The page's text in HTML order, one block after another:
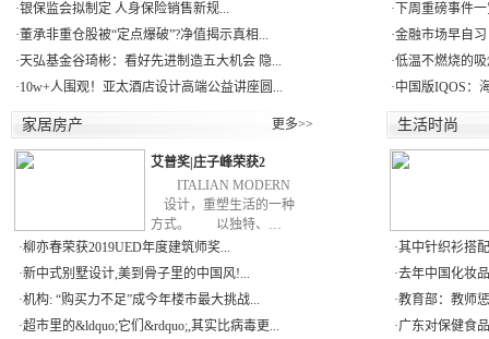
·银保监会拟制定 人身保险销售新规...
·董承非重仓股被“定点爆破”?净值揭示真相...
·天弘基金谷琦彬：看好先进制造五大机会 隐...
·10w+人围观！亚太酒店设计高端公益讲座圆...
· 下周重磅事件
·金融市场早自
·低温不燃烧的
·中国版IQOS：
家居房产 更多>>
艾普奖|庄子峰荣获2
ITALIAN MODERN
设计，重塑生活的一种
方式。 以独特、…
·柳亦春荣获2019UED年度建筑师奖...
·新中式别墅设计,美到骨子里的中国风!...
·机构: “购买力不足”成今年楼市最大挑战...
·超市里的&ldquo;它们&rdquo;,其实比病毒更...
生活时尚
·其中针织衫搭
·去年中国化妆
·教育部：教师
·广东对保健食